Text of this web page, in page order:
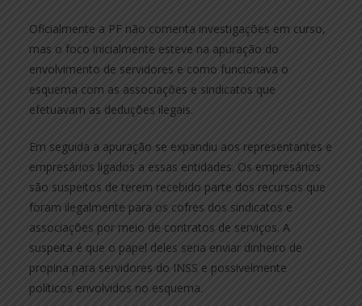
Oficialmente a PF não comenta investigações em curso,
mas o foco inicialmente esteve na apuração do
envolvimento de servidores e como funcionava o
esquema com as associações e sindicatos que
efetuavam as deduções ilegais.
Em seguida a apuração se expandiu aos representantes e
empresários ligados a essas entidades. Os empresários
são suspeitos de terem recebido parte dos recursos que
foram ilegalmente para os cofres dos sindicatos e
associações por meio de contratos de serviços. A
suspeita é que o papel deles seria enviar dinheiro de
propina para servidores do INSS e possivelmente
políticos envolvidos no esquema.